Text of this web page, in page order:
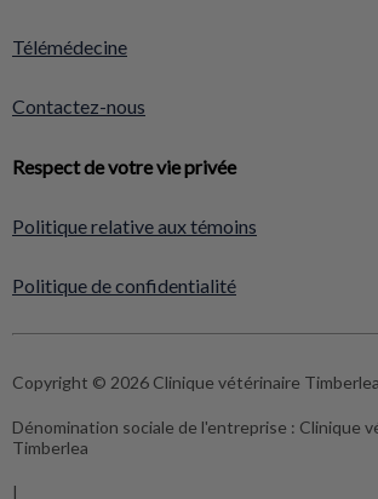
Télémédecine
Contactez-nous
Respect de votre vie privée
Politique relative aux témoins
Politique de confidentialité
Copyright © 2026 Clinique vétérinaire Timberlea
Dénomination sociale de l'entreprise : Clinique
Timberlea
|